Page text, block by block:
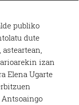
publiko
dute
izan
Elena Ugarte